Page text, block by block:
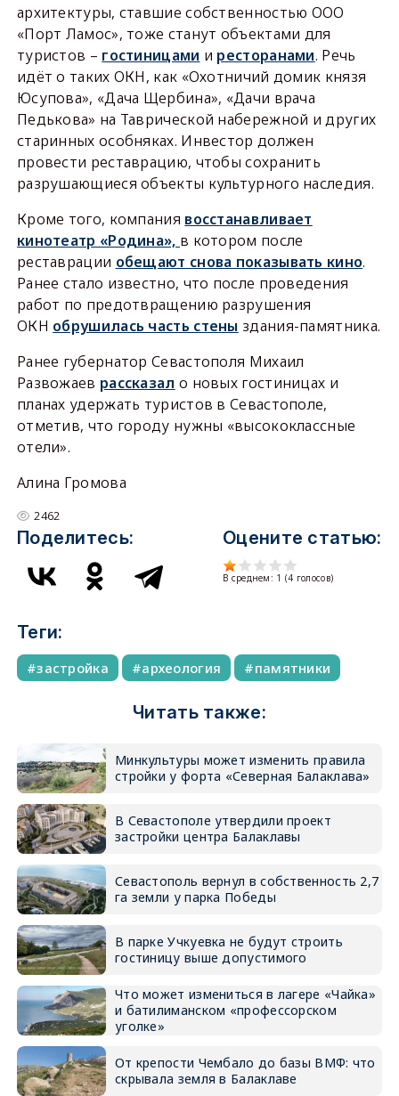
архитектуры, ставшие собственностью ООО
«Порт Ламос», тоже станут объектами для
туристов – гостиницами и ресторанами. Речь
идёт о таких ОКН, как «Охотничий домик князя
Юсупова», «Дача Щербина», «Дачи врача
Педькова» на Таврической набережной и других
старинных особняках. Инвестор должен
провести реставрацию, чтобы сохранить
разрушающиеся объекты культурного наследия.
Кроме того, компания восстанавливает
кинотеатр «Родина», в котором после
реставрации обещают снова показывать кино.
Ранее стало известно, что после проведения
работ по предотвращению разрушения
ОКН обрушилась часть стены здания-памятника.
Ранее губернатор Севастополя Михаил
Развожаев рассказал о новых гостиницах и
планах удержать туристов в Севастополе,
отметив, что городу нужны «высококлассные
отели».
Алина Громова
2462
Поделитесь: Оцените статью:
В среднем: 1 (4 голосов)
Теги:
застройка археология памятники
Читать также:
Минкультуры может изменить правила
стройки у форта «Северная Балаклава»
В Севастополе утвердили проект
застройки центра Балаклавы
Севастополь вернул в собственность 2,7
га земли у парка Победы
В парке Учкуевка не будут строить
гостиницу выше допустимого
Что может измениться в лагере «Чайка»
и батилиманском «профессорском
уголке»
От крепости Чембало до базы ВМФ: что
скрывала земля в Балаклаве